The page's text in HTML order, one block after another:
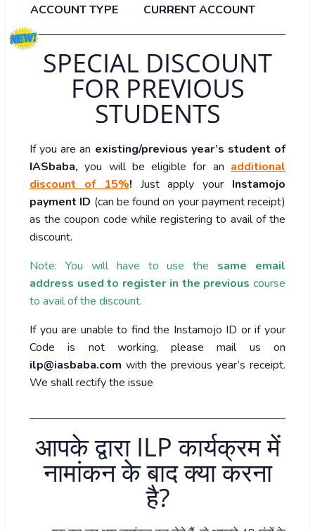
ACCOUNT TYPE
CURRENT ACCOUNT
SPECIAL DISCOUNT
FOR PREVIOUS
STUDENTS
If you are an existing/previous year’s student of
IASbaba, you will be eligible for an additional
discount of 15%! Just apply your Instamojo
payment ID (can be found on your payment receipt)
as the coupon code while registering to avail of the
discount.
Note: You will have to use the same email
address used to register in the previous course
to avail of the discount.
If you are unable to find the Instamojo ID or if your
Code is not working, please mail us on
ilp@iasbaba.com with the previous year’s receipt.
We shall rectify the issue
आपके द्वारा ILP कार्यक्रम में
नामांकन के बाद क्या करना
है?